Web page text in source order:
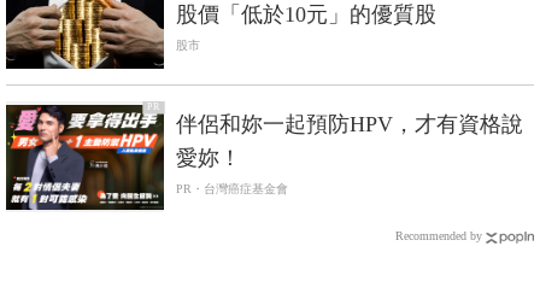
股價「低於10元」的優質股
股市
PR
伴侶和妳一起預防HPV，才有資格說
愛妳！
PR・台灣癌症基金會
Recommended by